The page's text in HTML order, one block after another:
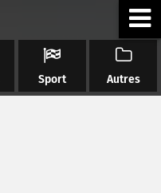
Sport Autres